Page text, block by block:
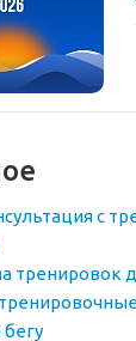
с
тренировок